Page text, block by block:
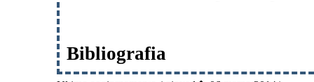
Bibliografia